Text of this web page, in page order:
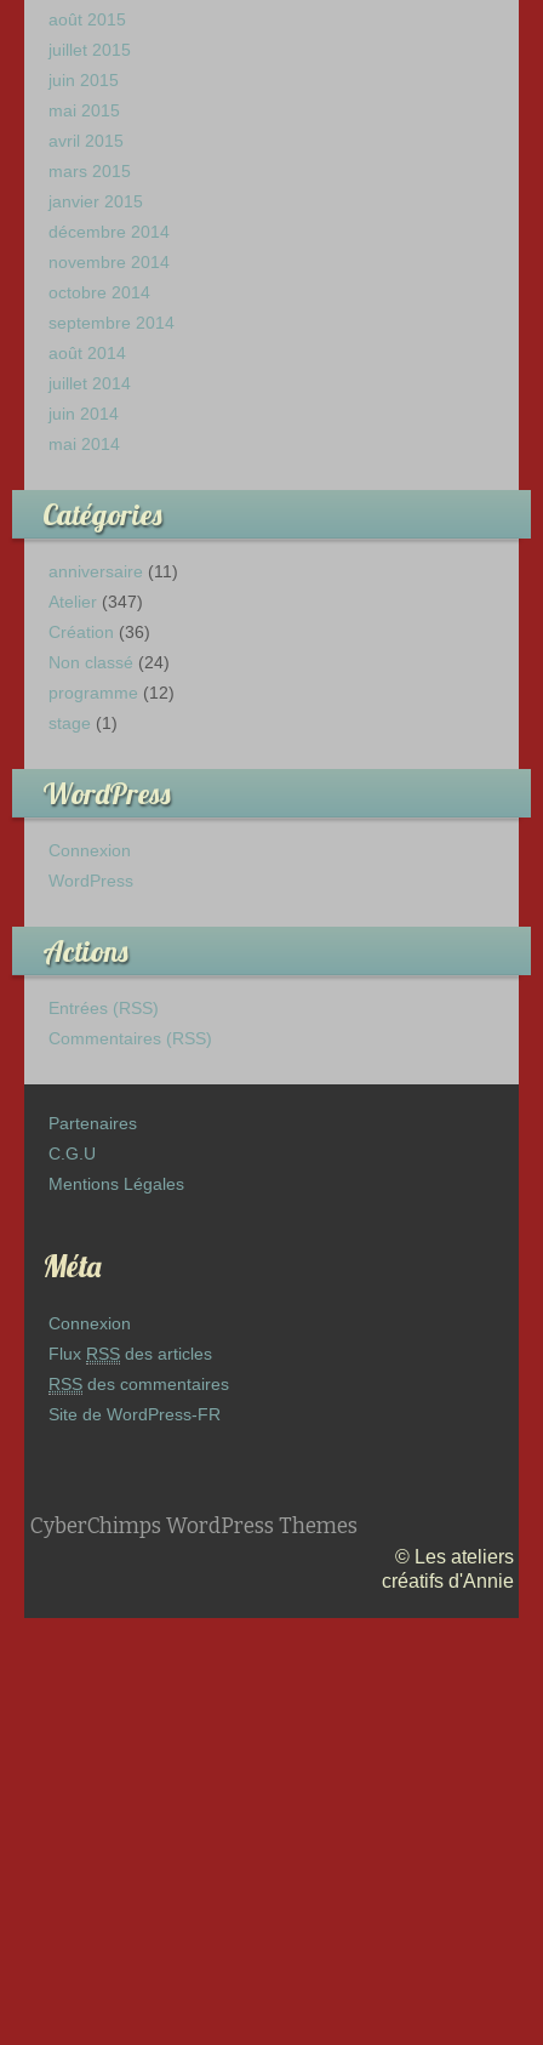
août 2015
juillet 2015
juin 2015
mai 2015
avril 2015
mars 2015
janvier 2015
décembre 2014
novembre 2014
octobre 2014
septembre 2014
août 2014
juillet 2014
juin 2014
mai 2014
Catégories
anniversaire (11)
Atelier (347)
Création (36)
Non classé (24)
programme (12)
stage (1)
WordPress
Connexion
WordPress
Actions
Entrées (RSS)
Commentaires (RSS)
Partenaires
C.G.U
Mentions Légales
Méta
Connexion
Flux RSS des articles
RSS des commentaires
Site de WordPress-FR
CyberChimps WordPress Themes
© Les ateliers
créatifs d'Annie